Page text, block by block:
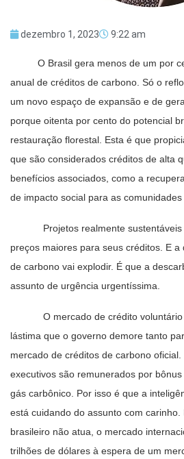
dezembro 1, 2023 9:22 am
O Brasil gera menos de um por
anual de créditos de carbono. Só o
um novo espaço de expansão e de
porque oitenta por cento do potencial
restauração florestal. Esta é que
que são considerados créditos de alta
benefícios associados, como a
de impacto social para as comunidades
Projetos realmente sustentáveis
preços maiores para seus créditos. E
de carbono vai explodir. É que a
assunto de urgência urgentíssima.
O mercado de crédito voluntário
lástima que o governo demore tanto
mercado de créditos de carbono
executivos são remunerados por
gás carbônico. Por isso é que a
está cuidando do assunto com carinho.
brasileiro não atua, o mercado
trilhões de dólares à espera de um